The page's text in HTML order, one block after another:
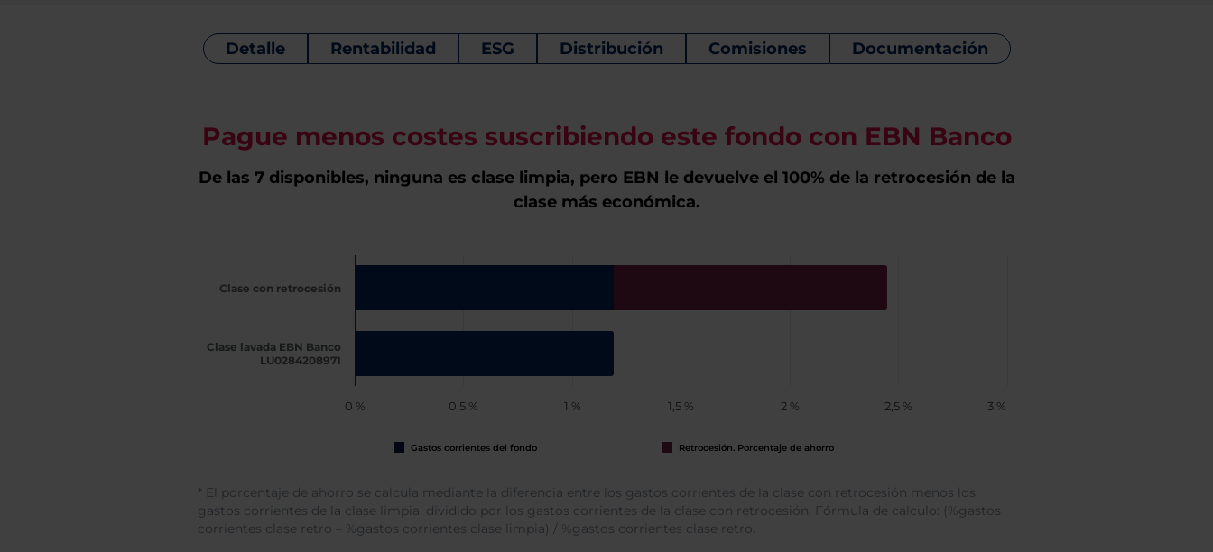
Detalle Rentabilidad ESG Distribución Comisiones Documentación
Pague menos costes suscribiendo este fondo con EBN Banco
De las 7 disponibles, ninguna es clase limpia, pero EBN le devuelve el 100% de la retrocesión de la
clase más económica.
0 % 0,5 % 1 % 1,5 % 2 % 2,5 % 3 %
Clase con retrocesión
Clase lavada EBN Banco
LU0284208971
Gastos corrientes del fondo Retrocesión. Porcentaje de ahorro
* El porcentaje de ahorro se calcula mediante la diferencia entre los gastos corrientes de la clase con retrocesión menos los
gastos corrientes de la clase limpia, dividido por los gastos corrientes de la clase con retrocesión. Fórmula de cálculo: (%gastos
corrientes clase retro – %gastos corrientes clase limpia) / %gastos corrientes clase retro.